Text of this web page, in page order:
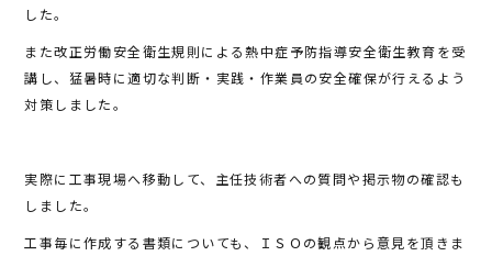
した。
また改正労働安全衛生規則による熱中症予防指導安全衛生教育を受
講し、猛暑時に適切な判断・実践・作業員の安全確保が行えるよう
対策しました。
実際に工事現場へ移動して、主任技術者への質問や掲示物の確認も
しました。
工事毎に作成する書類についても、ＩＳＯの観点から意見を頂きま